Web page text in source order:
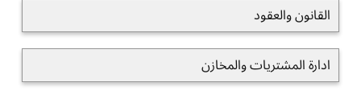
القانون والعقود
ادارة المشتريات والمخازن